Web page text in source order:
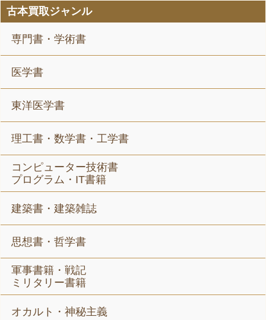
古本買取ジャンル
専門書・学術書
医学書
東洋医学書
理工書・数学書・工学書
コンピューター技術書
プログラム・IT書籍
建築書・建築雑誌
思想書・哲学書
軍事書籍・戦記
ミリタリー書籍
オカルト・神秘主義